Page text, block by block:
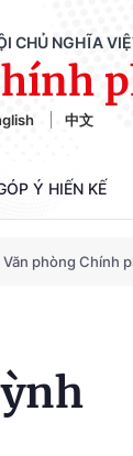
CHỦ NGHĨA
中文
Ý HIẾN KẾ
Văn phòng Chính